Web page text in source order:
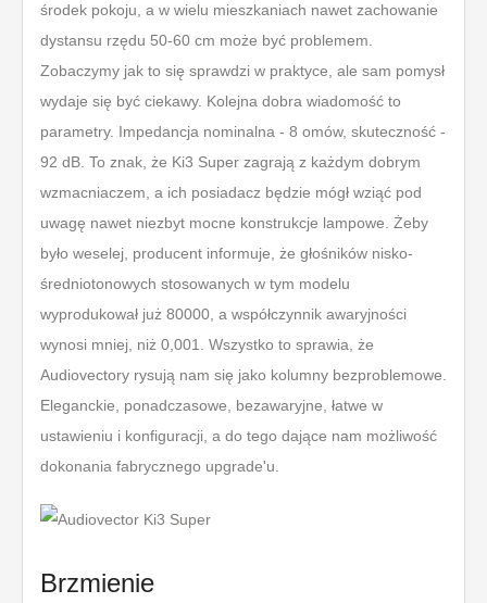
środek pokoju, a w wielu mieszkaniach nawet zachowanie
dystansu rzędu 50-60 cm może być problemem.
Zobaczymy jak to się sprawdzi w praktyce, ale sam pomysł
wydaje się być ciekawy. Kolejna dobra wiadomość to
parametry. Impedancja nominalna - 8 omów, skuteczność -
92 dB. To znak, że Ki3 Super zagrają z każdym dobrym
wzmacniaczem, a ich posiadacz będzie mógł wziąć pod
uwagę nawet niezbyt mocne konstrukcje lampowe. Żeby
było weselej, producent informuje, że głośników nisko-
średniotonowych stosowanych w tym modelu
wyprodukował już 80000, a współczynnik awaryjności
wynosi mniej, niż 0,001. Wszystko to sprawia, że
Audiovectory rysują nam się jako kolumny bezproblemowe.
Eleganckie, ponadczasowe, bezawaryjne, łatwe w
ustawieniu i konfiguracji, a do tego dające nam możliwość
dokonania fabrycznego upgrade'u.
Brzmienie